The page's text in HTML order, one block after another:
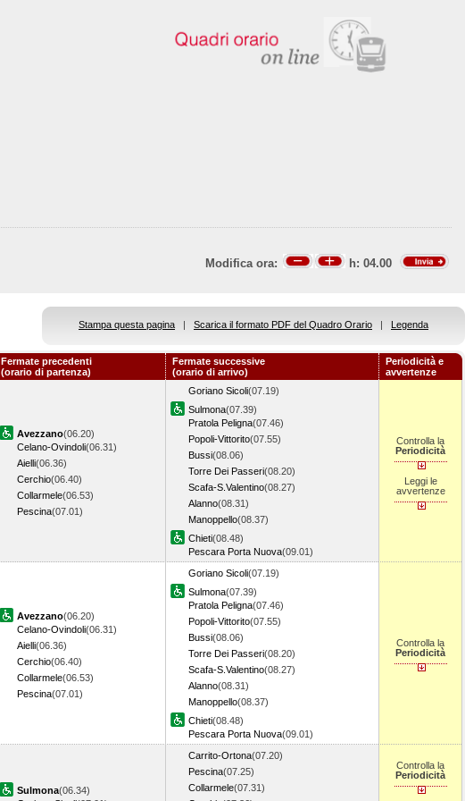
Modifica ora: h: 04.00
Stampa questa pagina | Scarica il formato PDF del Quadro Orario | Legenda
Fermate precedenti
(orario di partenza)
Fermate successive
(orario di arrivo)
Periodicità e
avvertenze
Avezzano(06.20)
Celano-Ovindoli(06.31)
Aielli(06.36)
Cerchio(06.40)
Collarmele(06.53)
Pescina(07.01)
Goriano Sicoli(07.19)
Sulmona(07.39)
Pratola Peligna(07.46)
Popoli-Vittorito(07.55)
Bussi(08.06)
Torre Dei Passeri(08.20)
Scafa-S.Valentino(08.27)
Alanno(08.31)
Manoppello(08.37)
Chieti(08.48)
Pescara Porta Nuova(09.01)
Controlla la
Periodicità
Leggi le
avvertenze
Avezzano(06.20)
Celano-Ovindoli(06.31)
Aielli(06.36)
Cerchio(06.40)
Collarmele(06.53)
Pescina(07.01)
Goriano Sicoli(07.19)
Sulmona(07.39)
Pratola Peligna(07.46)
Popoli-Vittorito(07.55)
Bussi(08.06)
Torre Dei Passeri(08.20)
Scafa-S.Valentino(08.27)
Alanno(08.31)
Manoppello(08.37)
Chieti(08.48)
Pescara Porta Nuova(09.01)
Controlla la
Periodicità
Sulmona(06.34)
Carrito-Ortona(07.20)
Pescina(07.25)
Collarmele(07.31)
Controlla la
Periodicità